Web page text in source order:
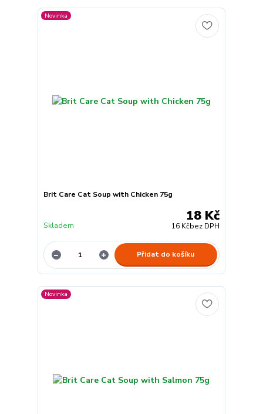
Novinka
Brit Care Cat Soup with Chicken 75g
18 Kč
16 Kčbez DPH
Skladem
Přidat do košíku
Novinka